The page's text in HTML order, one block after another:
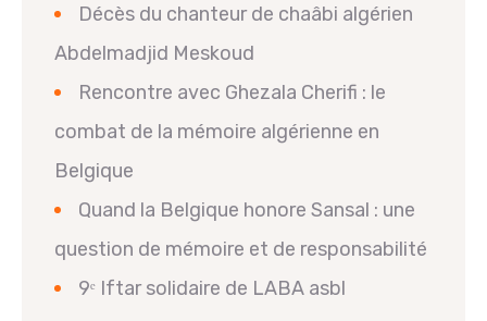
Décès du chanteur de chaâbi algérien
Abdelmadjid Meskoud
Rencontre avec Ghezala Cherifi : le
combat de la mémoire algérienne en
Belgique
Quand la Belgique honore Sansal : une
question de mémoire et de responsabilité
9ᵉ Iftar solidaire de LABA asbl